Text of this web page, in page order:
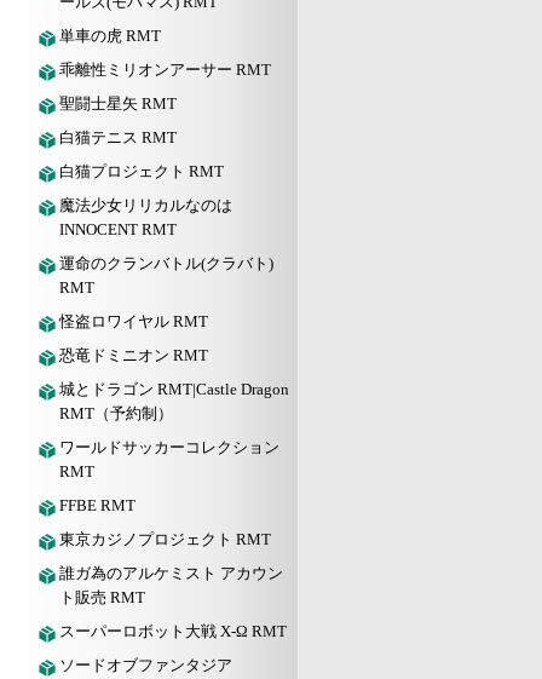
単車の虎 RMT
乖離性ミリオンアーサー RMT
聖闘士星矢 RMT
白猫テニス RMT
白猫プロジェクト RMT
魔法少女リリカルなのは
INNOCENT RMT
運命のクランバトル(クラバト)
RMT
怪盗ロワイヤル RMT
恐竜ドミニオン RMT
城とドラゴン RMT|Castle Dragon
RMT（予約制）
ワールドサッカーコレクション
RMT
FFBE RMT
東京カジノプロジェクト RMT
誰ガ為のアルケミスト アカウン
ト販売 RMT
スーパーロボット大戦 X-Ω RMT
ソードオブファンタジア